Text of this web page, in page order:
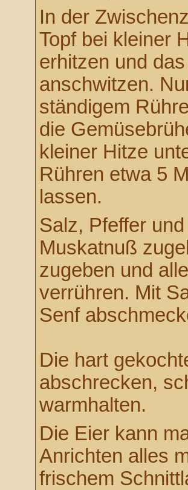
In der
Topf bei kleiner
erhitzen und
anschwitzen.
ständigem
die
kleiner Hitze
Rühren etwa 5
lassen.
Salz, Pfeffer
Muskatnuß
zugeben und
verrühren. Mit
Senf
Die hart
abschrecken,
warmhalten.
Die Eier kann
Anrichten alles
frischem